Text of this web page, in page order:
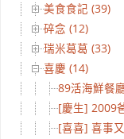
美食食記 (39)
碎念 (12)
瑞米葛葛 (33)
喜慶 (14)
89活海鮮餐
[慶生] 2009
[喜喜] 喜事